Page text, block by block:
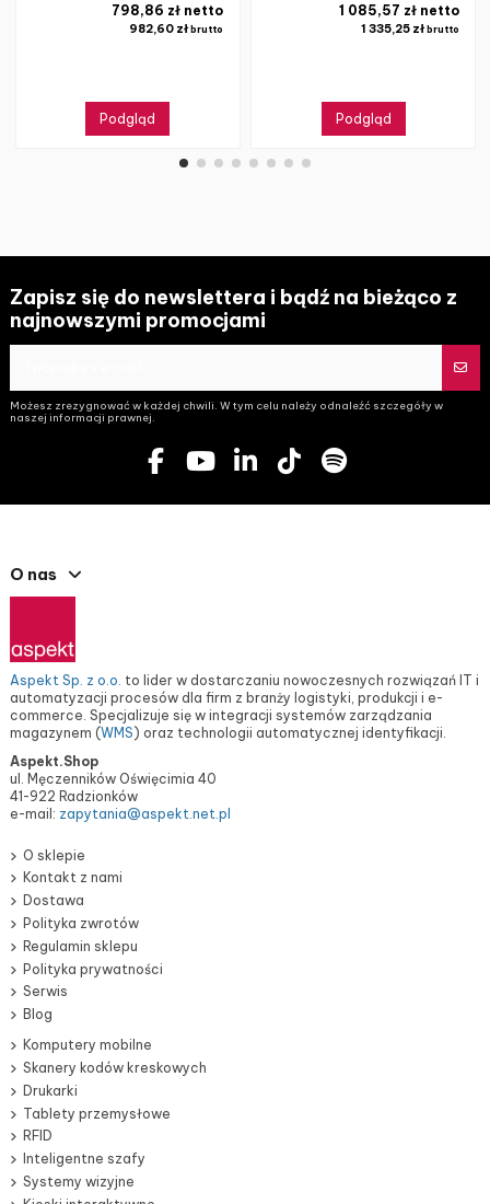
982,60 złbrutto
798,86 zł netto
Podgląd
1 335,25 zł brutto
1 085,57 zł netto
Podgląd
Zapisz się do newslettera i bądź na bieżąco z
najnowszymi promocjami
Możesz zrezygnować w każdej chwili. W tym celu należy odnaleźć szczegóły w
naszej informacji prawnej.
O nas
Aspekt Sp. z o.o. to lider w dostarczaniu nowoczesnych rozwiązań IT i
automatyzacji procesów dla firm z branży logistyki, produkcji i e-
commerce. Specjalizuje się w integracji systemów zarządzania
magazynem (WMS) oraz technologii automatycznej identyfikacji.
Aspekt.Shop
ul. Męczenników Oświęcimia 40
41-922 Radzionków
e-mail: zapytania@aspekt.net.pl
O sklepie
Kontakt z nami
Dostawa
Polityka zwrotów
Regulamin sklepu
Polityka prywatności
Serwis
Blog
Komputery mobilne
Skanery kodów kreskowych
Drukarki
Tablety przemysłowe
RFID
Inteligentne szafy
Systemy wizyjne